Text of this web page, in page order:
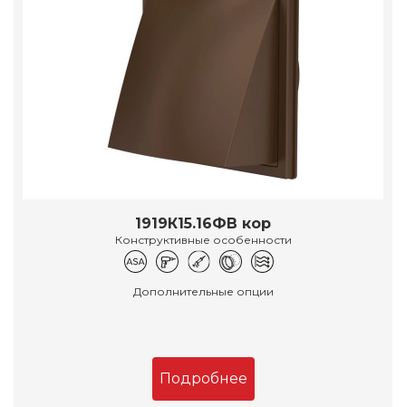
1919К15.16ФВ кор
Конструктивные особенности
Дополнительные опции
Подробнее